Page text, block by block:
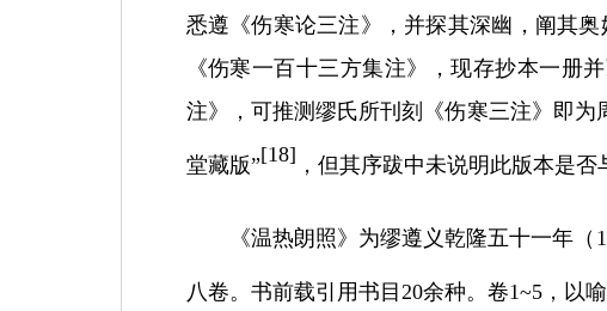
悉遵《伤寒论三注》，并探其深幽，阐其
《伤寒一百十三方集注》，现存抄本一册
注》，可推测缪氏所刊刻《伤寒三注》即
堂藏版”[18] ，但其序跋中未说明此版本是否
《温热朗照》为缪遵义乾隆五十一年（
八卷。书前载引用书目 20余种。卷1~5 ，以